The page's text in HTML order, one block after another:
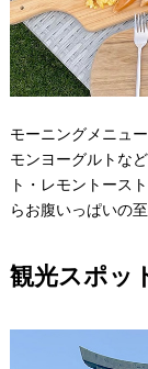
モーニングメニュ
モンヨーグルトな
ト・レモントース
らお腹いっぱいの
観光スポッ